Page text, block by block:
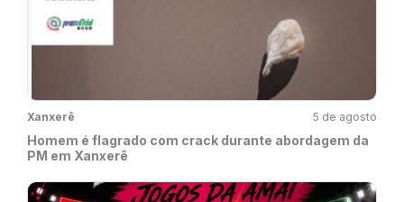
Xanxerê 5 de agosto
Homem é flagrado com crack durante abordagem da
PM em Xanxerê